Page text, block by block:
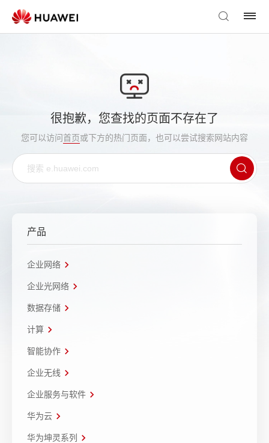
很抱歉，您查找的页面不存在了
您可以访问首页或下方的热门页面，也可以尝试搜索网站内容
产品
企业网络
企业光网络
数据存储
计算
智能协作
企业无线
企业服务与软件
华为云
华为坤灵系列